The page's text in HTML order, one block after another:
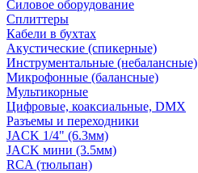
Силовое оборудование
Сплиттеры
Кабели в бухтах
Акустические (спикерные)
Инструментальные (небалансные)
Микрофонные (балансные)
Мультикорные
Цифровые, коаксиальные, DMX
Разъемы и переходники
JACK 1/4" (6.3мм)
JACK мини (3.5мм)
RCA (тюльпан)